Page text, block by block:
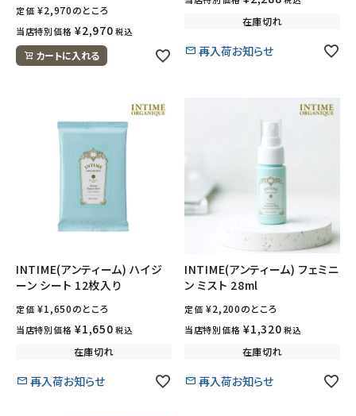
定価 ¥2,970のところ
当店特別価格 ¥2,970 税込
カートに入れる
在庫切れ
再入荷お知らせ
INTIME(アンティーム) ハイジ
ーン シート 12枚入り
定価 ¥1,650のところ
当店特別価格 ¥1,650 税込
在庫切れ
再入荷お知らせ
INTIME(アンティーム) フェミニ
ン ミスト 28ml
定価 ¥2,200のところ
当店特別価格 ¥1,320 税込
在庫切れ
再入荷お知らせ